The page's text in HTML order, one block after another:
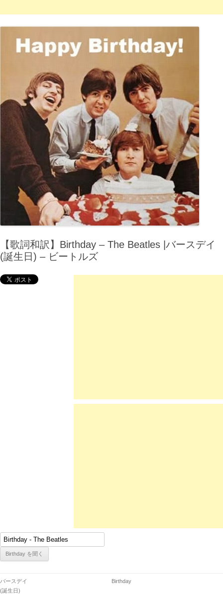
【歌詞和訳】Birthday – The Beatles |バースデイ
(誕生日) – ビートルズ
バースデイ
(誕生日)
Birthday